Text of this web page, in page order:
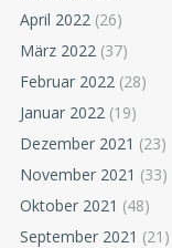
April 2022 (26)
März 2022 (37)
Februar 2022 (28)
Januar 2022 (19)
Dezember 2021 (23)
November 2021 (33)
Oktober 2021 (48)
September 2021 (21)